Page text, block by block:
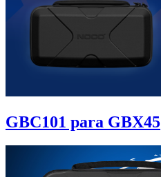
GBC101 para GBX45